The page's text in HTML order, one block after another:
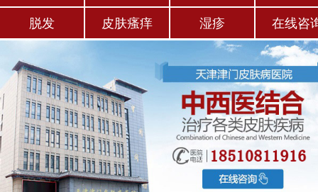
脱发 皮肤瘙痒 湿疹 在线咨